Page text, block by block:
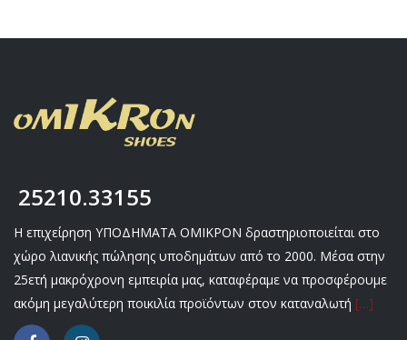
25210.33155
Η επιχείρηση ΥΠΟΔΗΜΑΤΑ ΟΜΙΚΡΟΝ δραστηριοποιείται στο
χώρο λιανικής πώλησης υποδημάτων από το 2000. Μέσα στην
25ετή μακρόχρονη εμπειρία μας, καταφέραμε να προσφέρουμε
ακόμη μεγαλύτερη ποικιλία προϊόντων στον καταναλωτή […]